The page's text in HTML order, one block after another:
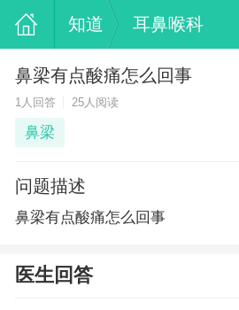
知道 耳鼻喉科
鼻梁有点酸痛怎么回事
1人回答 25人阅读
鼻梁
问题描述
鼻梁有点酸痛怎么回事
医生回答